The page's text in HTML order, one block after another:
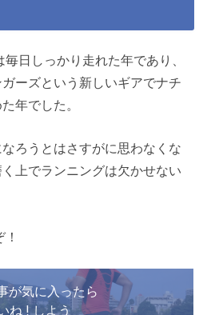
日しっかり走れた年であり、
ーズという新しいギアでナチ
年でした。
ろうとはさすがに思わなくな
上でランニングは欠かせない
が気に入ったら
ね ! しよう